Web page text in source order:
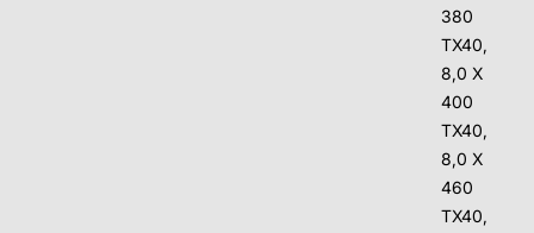
380
TX40,
8,0 X
400
TX40,
8,0 X
460
TX40,